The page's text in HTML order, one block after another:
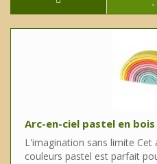
Arc-en-ciel pastel en bois
L'imagination sans limite Cet
couleurs pastel est parfait